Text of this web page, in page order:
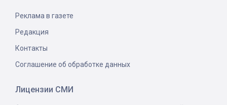
Реклама в газете
Редакция
Контакты
Соглашение об обработке данных
Лицензии СМИ